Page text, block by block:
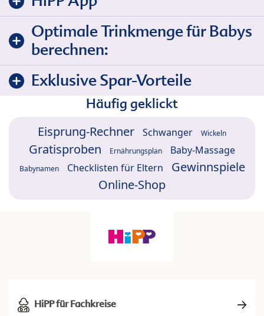
Optimale Trinkmenge für Babys
berechnen:
Exklusive Spar-Vorteile
Häufig geklickt
Eisprung-Rechner Schwanger Wickeln
Gratisproben Ernährungsplan Baby-Massage
Babynamen Checklisten für Eltern
Gewinnspiele
Online-Shop
HiPP für Fachkreise